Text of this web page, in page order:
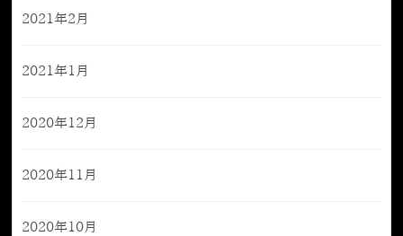
2021年2月
2021年1月
2020年12月
2020年11月
2020年10月